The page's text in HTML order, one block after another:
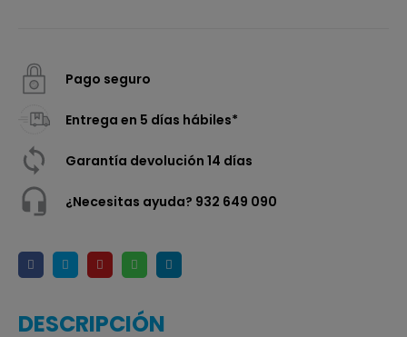
Pago seguro
Entrega en 5 días hábiles*
Garantía devolución 14 días
¿Necesitas ayuda? 932 649 090
DESCRIPCIÓN